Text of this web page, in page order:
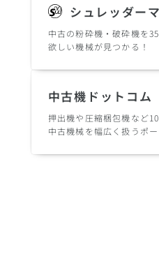
シュレッダー
中古の粉砕機・破砕機を
欲しい機械が見つかる！
中古機ドットコム
押出機や圧縮梱包機など
中古機械を幅広く扱うポー